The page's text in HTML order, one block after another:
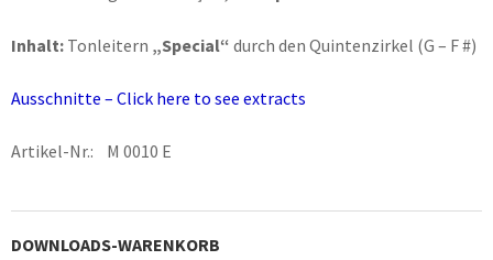
Inhalt: Tonleitern „Special“ durch den Quintenzirkel (G – F #)
Ausschnitte – Click here to see extracts
Artikel-Nr.: M 0010 E
DOWNLOADS-WARENKORB